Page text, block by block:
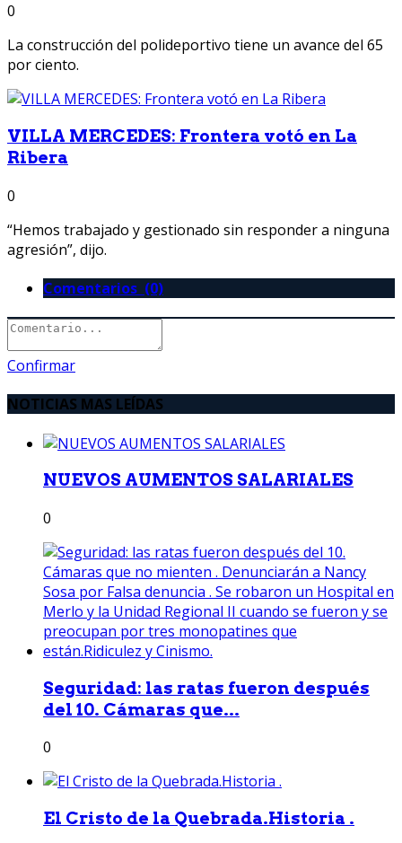
0
La construcción del polideportivo tiene un avance del 65
por ciento.
VILLA MERCEDES: Frontera votó en La
Ribera
0
“Hemos trabajado y gestionado sin responder a ninguna
agresión”, dijo.
Comentarios (0)
Confirmar
NOTICIAS MAS LEÍDAS
NUEVOS AUMENTOS SALARIALES
0
Seguridad: las ratas fueron después
del 10. Cámaras que...
0
El Cristo de la Quebrada.Historia .